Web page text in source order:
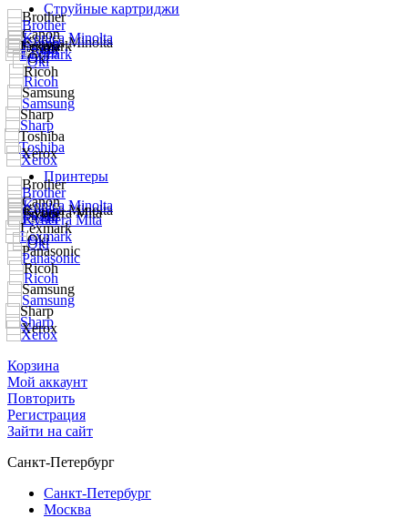
Струйные картриджи
Принтеры
Корзина
Мой аккаунт
Повторить
Регистрация
Зайти на сайт
Санкт-Петербург
Санкт-Петербург
Москва